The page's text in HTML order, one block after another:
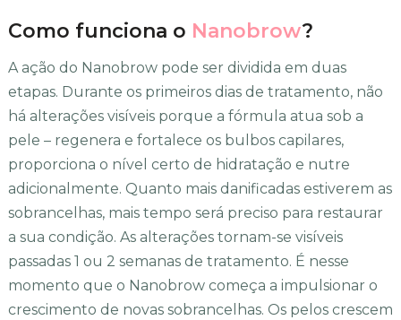
Como funciona o Nanobrow?
A ação do Nanobrow pode ser dividida em duas
etapas. Durante os primeiros dias de tratamento, não
há alterações visíveis porque a fórmula atua sob a
pele – regenera e fortalece os bulbos capilares,
proporciona o nível certo de hidratação e nutre
adicionalmente. Quanto mais danificadas estiverem as
sobrancelhas, mais tempo será preciso para restaurar
a sua condição. As alterações tornam-se visíveis
passadas 1 ou 2 semanas de tratamento. É nesse
momento que o Nanobrow começa a impulsionar o
crescimento de novas sobrancelhas. Os pelos crescem